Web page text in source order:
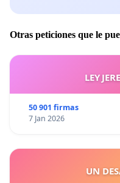
Otras peticiones que le
LEY
50 901 firmas
7 Jan 2026
UN